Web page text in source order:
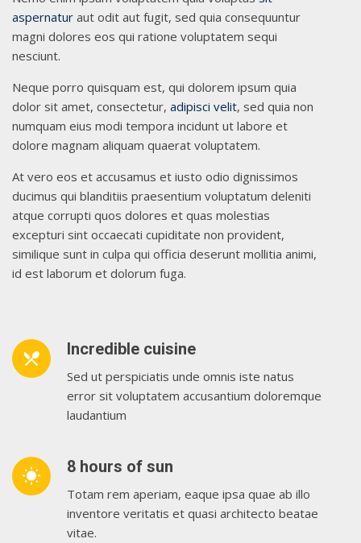
aspernatur aut odit aut fugit, sed quia consequuntur
magni dolores eos qui ratione voluptatem sequi
nesciunt.
Neque porro quisquam est, qui dolorem ipsum quia
dolor sit amet, consectetur, adipisci velit, sed quia non
numquam eius modi tempora incidunt ut labore et
dolore magnam aliquam quaerat voluptatem.
At vero eos et accusamus et iusto odio dignissimos
ducimus qui blanditiis praesentium voluptatum deleniti
atque corrupti quos dolores et quas molestias
excepturi sint occaecati cupiditate non provident,
similique sunt in culpa qui officia deserunt mollitia animi,
id est laborum et dolorum fuga.
restaurant_menu Incredible cuisine
Sed ut perspiciatis unde omnis iste natus
error sit voluptatem accusantium doloremque
laudantium
wb_sunny 8 hours of sun
Totam rem aperiam, eaque ipsa quae ab illo
inventore veritatis et quasi architecto beatae
vitae.